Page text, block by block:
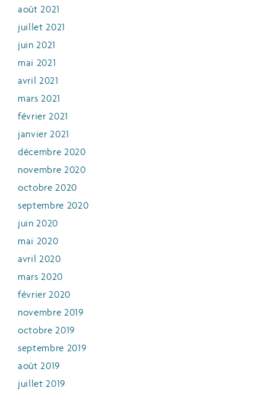
août 2021
juillet 2021
juin 2021
mai 2021
avril 2021
mars 2021
février 2021
janvier 2021
décembre 2020
novembre 2020
octobre 2020
septembre 2020
juin 2020
mai 2020
avril 2020
mars 2020
février 2020
novembre 2019
octobre 2019
septembre 2019
août 2019
juillet 2019